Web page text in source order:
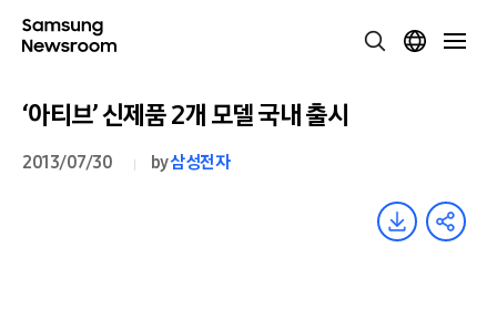
‘아티브’ 신제품 2개 모델 국내 출시
2013/07/30 by삼성전자